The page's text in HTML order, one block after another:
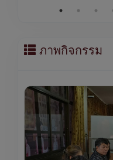
ภาพกิจกรรม